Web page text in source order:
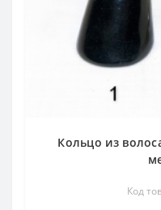
Кольцо из
Код